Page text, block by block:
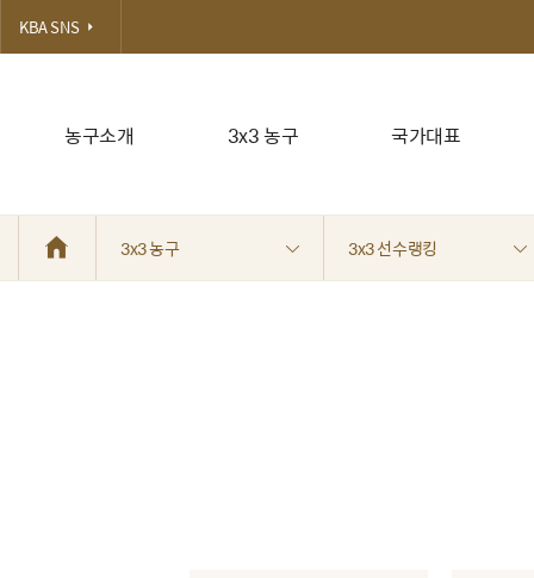
농구소개 3x3 농구 국가대표
KBA SNS
3x3 농구 3x3 선수랭킹